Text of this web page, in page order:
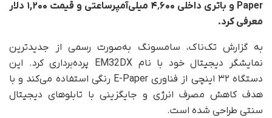
Paper و باتری داخلی ۴٬۶۰۰ میلی‌آمپرساعتی و قیمت ۱,۲۰۰ دلار
معرفی کرد.
به گزارش تک‌ناک، سامسونگ به‌صورت رسمی از جدیدترین
نمایشگر دیجیتال خود با نام EM32DX پرده‌برداری کرد. این
دستگاه ۳۲ اینچی از فناوری E-Paper رنگی استفاده می‌کند و با
هدف کاهش مصرف انرژی و جایگزینی با تابلوهای دیجیتال
سنتی طراحی شده است.